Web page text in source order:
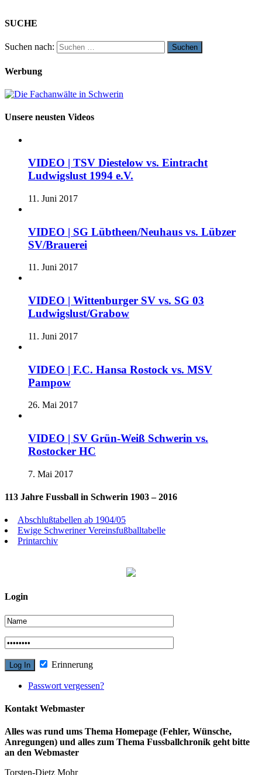
SUCHE
Suchen nach:
Werbung
Unsere neusten Videos
VIDEO | TSV Diestelow vs. Eintracht
Ludwigslust 1994 e.V.
11. Juni 2017
VIDEO | SG Lübtheen/Neuhaus vs. Lübzer
SV/Brauerei
11. Juni 2017
VIDEO | Wittenburger SV vs. SG 03
Ludwigslust/Grabow
11. Juni 2017
VIDEO | F.C. Hansa Rostock vs. MSV
Pampow
26. Mai 2017
VIDEO | SV Grün-Weiß Schwerin vs.
Rostocker HC
7. Mai 2017
113 Jahre Fussball in Schwerin 1903 – 2016
Abschlußtabellen ab 1904/05
Ewige Schweriner Vereinsfußballtabelle
Printarchiv
Login
Erinnerung
Passwort vergessen?
Kontakt Webmaster
Alles was rund ums Thema Homepage (Fehler, Wünsche,
Anregungen) und alles zum Thema Fussballchronik geht bitte
an den Webmaster
Torsten-Dietz Mohr